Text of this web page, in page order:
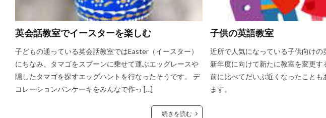
英会話教室でイースターを楽しむ
子どもの通っている英会話教室ではEaster（イースター）
にちなみ、タマゴをスプーンに乗せて運ぶエッグレースや
隠したタマゴを探すエッグハントを行なったそうです。 デ
コレーションパンケーキをみんなで作っ […]
続きを読む
子供の英語教室
近所で人気になっている子供向けの
新年度に向けて新たに教室を変更す
前に比べてだいぶ近くなったことも
ます。